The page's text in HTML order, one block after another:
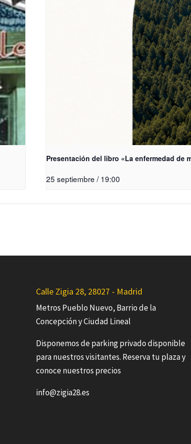
Presentación del libro «La enfermedad de
25 septiembre / 19:00
Calle Zigia 28, 28027 - Madrid
Metros Pueblo Nuevo, Barrio de la
Concepción y Ciudad Lineal
Disponemos de parking privado disponible
para nuestros visitantes. Reserva tu plaza y
conoce nuestros precios
info@zigia28.es